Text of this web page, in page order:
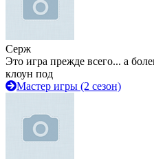
Серж
Это игра прежде всего... а
клоун под
Мастер игры (2 сезон)